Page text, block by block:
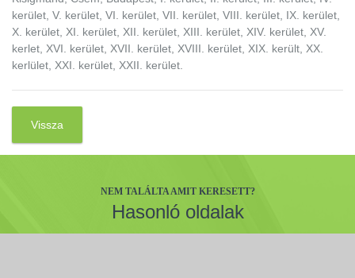
kerület, V. kerület, VI. kerület, VII. kerület, VIII. kerület, IX. kerület,
X. kerület, XI. kerület, XII. kerület, XIII. kerület, XIV. kerület, XV.
kerlet, XVI. kerület, XVII. kerület, XVIII. kerület, XIX. került, XX.
kerlület, XXI. kerület, XXII. kerület.
Vissza
NEM TALÁLTA AMIT KERESETT?
Hasonló oldalak